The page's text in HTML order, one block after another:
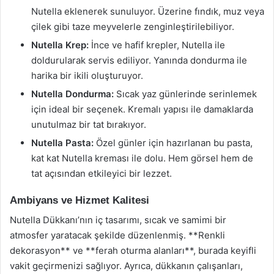
Nutella eklenerek sunuluyor. Üzerine fındık, muz veya
çilek gibi taze meyvelerle zenginleştirilebiliyor.
Nutella Krep: İnce ve hafif krepler, Nutella ile
doldurularak servis ediliyor. Yanında dondurma ile
harika bir ikili oluşturuyor.
Nutella Dondurma: Sıcak yaz günlerinde serinlemek
için ideal bir seçenek. Kremalı yapısı ile damaklarda
unutulmaz bir tat bırakıyor.
Nutella Pasta: Özel günler için hazırlanan bu pasta,
kat kat Nutella kreması ile dolu. Hem görsel hem de
tat açısından etkileyici bir lezzet.
Ambiyans ve Hizmet Kalitesi
Nutella Dükkanı’nın iç tasarımı, sıcak ve samimi bir
atmosfer yaratacak şekilde düzenlenmiş. **Renkli
dekorasyon** ve **ferah oturma alanları**, burada keyifli
vakit geçirmenizi sağlıyor. Ayrıca, dükkanın çalışanları,